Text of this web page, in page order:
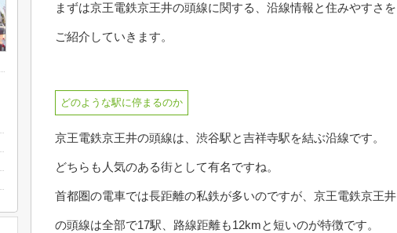
まずは京王電鉄京王井の頭線に関する、沿線情報と住みやすさを
ご紹介していきます。
どのような駅に停まるのか
京王電鉄京王井の頭線は、渋谷駅と吉祥寺駅を結ぶ沿線です。
どちらも人気のある街として有名ですね。
首都圏の電車では長距離の私鉄が多いのですが、京王電鉄京王井
の頭線は全部で17駅、路線距離も12kmと短いのが特徴です。